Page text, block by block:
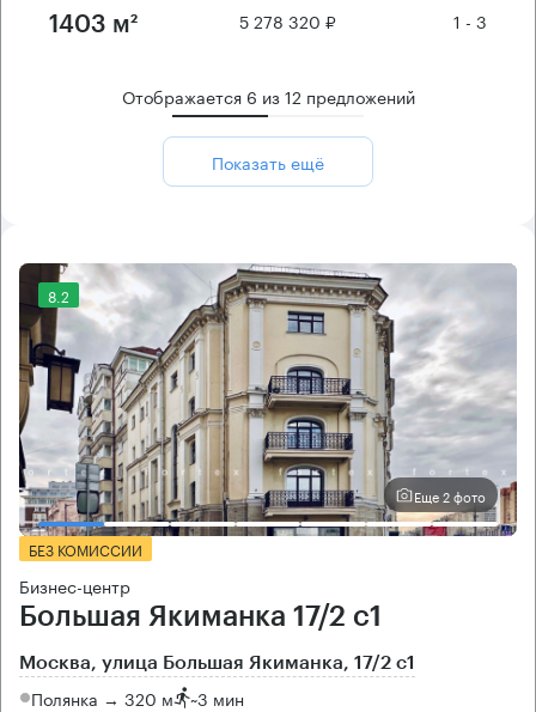
1403 м² 5 278 320 ₽ 1 - 3
Отображается 6 из12 предложений
Показать ещё
8.2
Еще 2 фото
БЕЗ КОМИССИИ
Бизнес-центр
Большая Якиманка 17/2 с1
Москва, улица Большая Якиманка, 17/2 с1
Полянка → 320 м ~3 мин